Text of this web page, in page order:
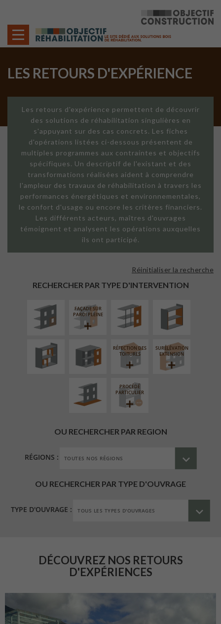
LES RETOURS D'EXPÉRIENCE
Les retours d'expérience permettent de découvrir
des solutions de réhabilitation singulières en
s'appuyant sur des cas concrets. Les fiches
d'opérations listées ci-dessous présentent de
multiples programmes aux contraintes et objectifs
spécifiques. Un descriptif de l'existant et des
transformations réalisées aident à comprendre
l'ampleur des travaux de réhabilitation à travers les
performances énergétiques et environnementales,
le confort d'usage ou encore les critères financiers.
Les différents acteurs, maîtres d'ouvrages
témoignent et analysent les opérations auxquelles
ils ont participé.
RECHERCHER PAR TYPE D'INTERVENTION
Réinitialiser la recherche
EXTÉRIEURE
FAÇADE SUR
PAROI PLEINE
FAÇADE SUR
LINÉAIRE
ISOLATION
INTÉRIEURE
RÉAMÉNAGEMENT
INTÉRIEUR
FERMETURE
LOGGIAS
RÉFECTION DES
TOITURES
SURÉLÉVATION
EXTENSION
AMÉNAGEMENT
EXTÉRIEUR
PROCÉDÉ
PARTICULIER
OU RECHERCHER PAR REGION
RÉGIONS :
OU RECHERCHER PAR TYPE D'OUVRAGE
TYPE D'OUVRAGE :
DÉCOUVREZ NOS RETOURS
D'EXPÉRIENCES